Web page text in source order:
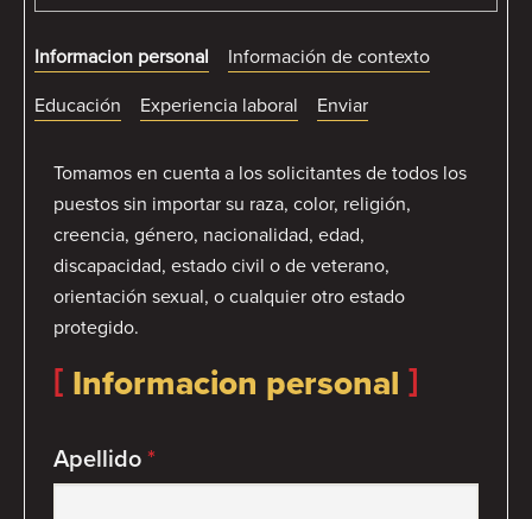
Informacion personal
Información de contexto
Educación
Experiencia laboral Enviar
Tomamos en cuenta a los solicitantes de todos los
puestos sin importar su raza, color, religión,
creencia, género, nacionalidad, edad,
discapacidad, estado civil o de veterano,
orientación sexual, o cualquier otro estado
protegido.
Informacion personal
Apellido*